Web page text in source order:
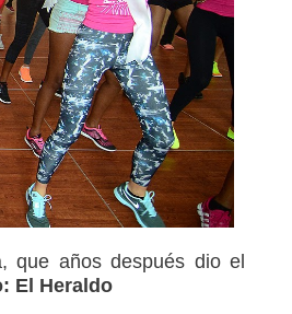
que años después dio el
El Heraldo